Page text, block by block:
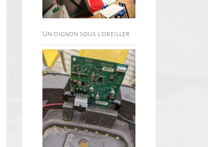
Un oignon sous l’oreiller